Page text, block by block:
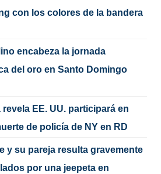
con los colores de la bandera
encabeza la jornada
del oro en Santo Domingo
revela EE. UU. participará en
de policía de NY en RD
y su pareja resulta gravemente
por una jeepeta en